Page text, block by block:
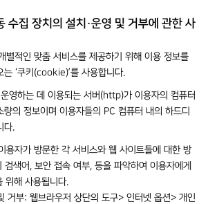
수집 장치의 설치·운영 및 거부에 관한 사
별적인 맞춤 서비스를 제공하기 위해 이용 정보를
는 ‘쿠키(cookie)’를 사용합니다.
영하는 데 이용되는 서버(http)가 이용자의 컴퓨터
량의 정보이며 이용자들의 PC 컴퓨터 내의 하드디
다.
용자가 방문한 각 서비스와 웹 사이트들에 대한 방
색어, 보안 접속 여부, 등을 파악하여 이용자에게
위해 사용됩니다.
거부: 웹브라우저 상단의 도구> 인터넷 옵션> 개인